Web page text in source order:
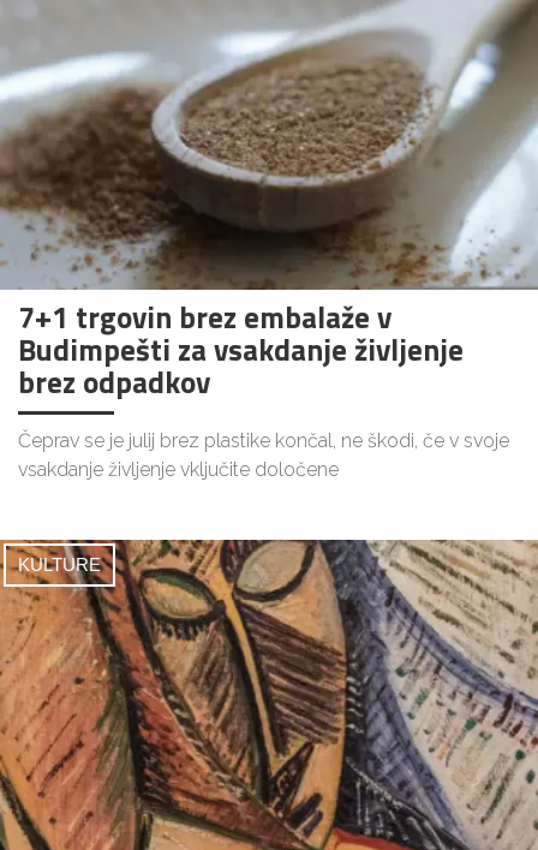
7+1 trgovin brez embalaže v
Budimpešti za vsakdanje življenje
brez odpadkov
Čeprav se je julij brez plastike končal, ne škodi, če v svoje
vsakdanje življenje vključite določene
KULTURE